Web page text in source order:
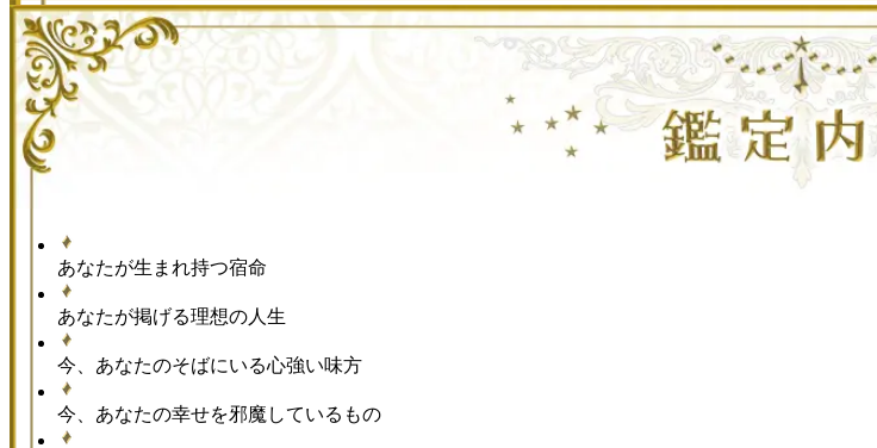
あなたが生まれ持つ宿命
あなたが掲げる理想の人生
今、あなたのそばにいる心強い味方
今、あなたの幸せを邪魔しているもの